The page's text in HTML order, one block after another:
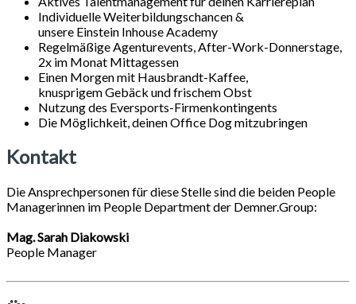
Individuelle Weiterbildungschancen &
unsere Einstein Inhouse Academy
Regelmäßige Agenturevents, After-Work-Donnerstage,
2x im Monat Mittagessen
Einen Morgen mit Hausbrandt-Kaffee,
knusprigem Gebäck und frischem Obst
Nutzung des Eversports-Firmenkontingents
Die Möglichkeit, deinen Office Dog mitzubringen
Kontakt
Die Ansprechpersonen für diese Stelle sind die beiden People
Managerinnen im People Department der Demner.Group:
Mag. Sarah Diakowski
People Manager